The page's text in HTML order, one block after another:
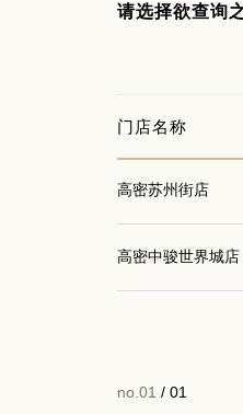
请选择欲查询
门店名称
高密苏州街店
高密中骏世界城店
no.01 / 01